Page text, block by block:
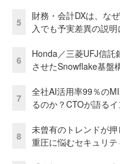
5
財務・会計DXは、な
入でも予実差異の説
6
Honda／三菱UFJ信託
させたSnowflake基盤
7
全社AI活用率99％の
るのか？CTOが語る
8
未曾有のトレンドが
重圧に悩むセキュリ